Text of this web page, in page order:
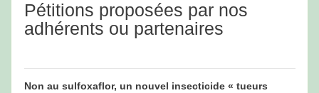
Pétitions proposées par nos
adhérents ou partenaires
Non au sulfoxaflor, un nouvel insecticide « tueurs